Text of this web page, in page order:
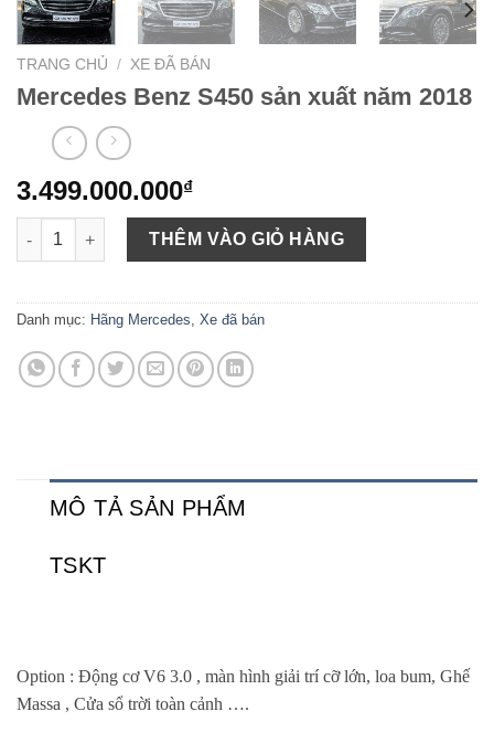
TRANG CHỦ / XE ĐÃ BÁN
Mercedes Benz S450 sản xuất năm 2018
3.499.000.000₫
Mercedes Benz S450 sản xuất năm 2018 số lượng
THÊM VÀO GIỎ HÀNG
Danh mục: Hãng Mercedes, Xe đã bán
MÔ TẢ SẢN PHẨM
TSKT
Option : Động cơ V6 3.0 , màn hình giải trí cỡ lớn, loa bum, Ghế
Massa , Cửa sổ trời toàn cảnh ….